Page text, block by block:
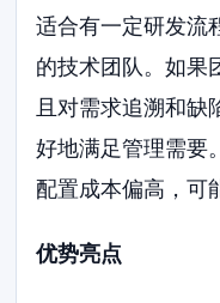
适合有一定研发流
的技术团队。如果
且对需求追溯和
好地满足管理需要
配置成本偏高，可
优势亮点